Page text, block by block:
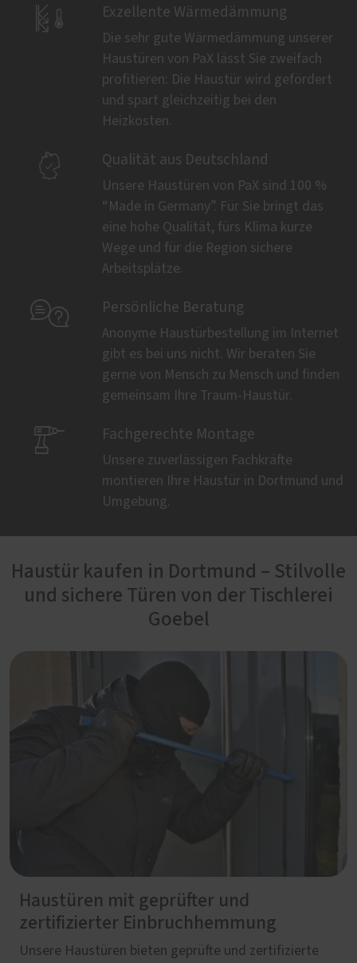
 Exzellente Wärmedämmung
Die sehr gute Wärmedämmung unserer
Haustüren von PaX lässt Sie zweifach
profitieren: Die Haustür wird gefördert
und spart gleichzeitig bei den
Heizkosten.
 Qualität aus Deutschland
Unsere Haustüren von PaX sind 100 %
“Made in Germany”. Für Sie bringt das
eine hohe Qualität, fürs Klima kurze
Wege und für die Region sichere
Arbeitsplätze.
 Persönliche Beratung
Anonyme Haustürbestellung im Internet
gibt es bei uns nicht. Wir beraten Sie
gerne von Mensch zu Mensch und finden
gemeinsam Ihre Traum-Haustür.
 Fachgerechte Montage
Unsere zuverlässigen Fachkräfte
montieren Ihre Haustür in Dortmund und
Umgebung.
Haustür kaufen in Dortmund – Stilvolle
und sichere Türen von der Tischlerei
Goebel
Haustüren mit geprüfter und
zertifizierter Einbruchhemmung
Unsere Haustüren bieten geprüfte und zertifizierte